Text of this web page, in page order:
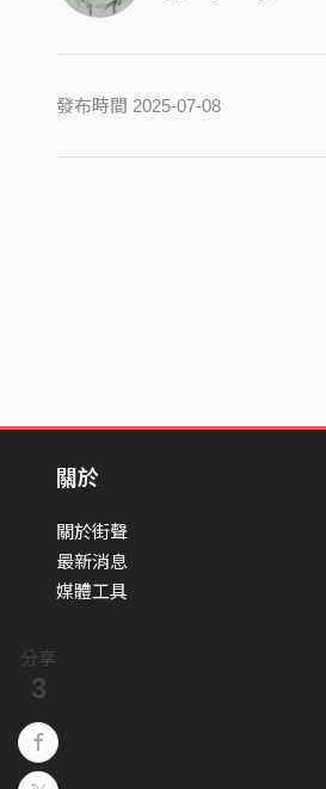
分享
3
發布時間 2025-07-08
關於
關於街聲
最新消息
媒體工具